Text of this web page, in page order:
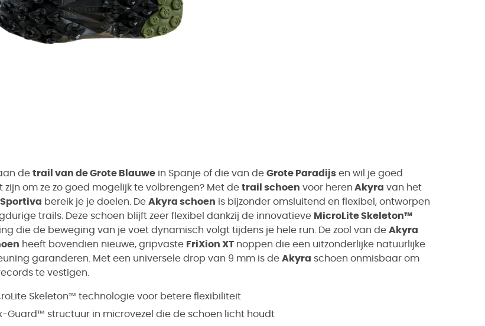
de trail van de Grote Blauwe in Spanje of die van de Grote Paradijs en wil je goed
zijn om ze zo goed mogelijk te volbrengen? Met de trail schoen voor heren Akyra van het
Sportiva bereik je je doelen. De Akyra schoen is bijzonder omsluitend en flexibel, ontworpen
trails. Deze schoen blijft zeer flexibel dankzij de innovatieve MicroLite Skeleton™
die de beweging van je voet dynamisch volgt tijdens je hele run. De zool van de Akyra
heeft bovendien nieuwe, gripvaste FriXion XT noppen die een uitzonderlijke natuurlijke
garanderen. Met een universele drop van 9 mm is de Akyra schoen onmisbaar om
te vestigen.
Skeleton™ technologie voor betere flexibiliteit
Guard™ structuur in microvezel die de schoen licht houdt